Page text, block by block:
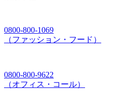
0800-800-1069
（ファッション・フード）
0800-800-9622
（オフィス・コール）